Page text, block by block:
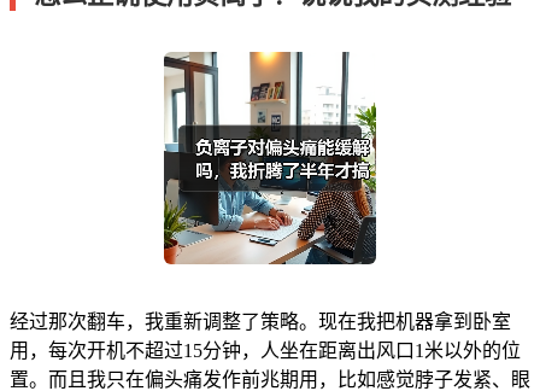
经过那次翻车，我重新调整了策略。现在我把机器拿到卧室
用，每次开机不超过15分钟，人坐在距离出风口1米以外的位
置。而且我只在偏头痛发作前兆期用，比如感觉脖子发紧、眼